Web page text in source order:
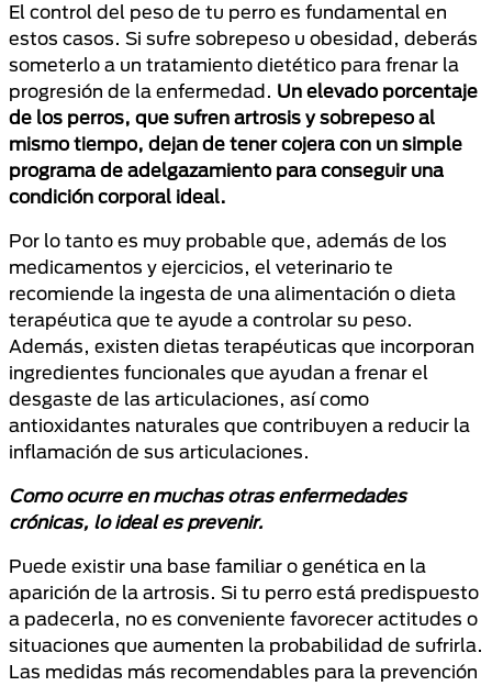
El control del peso de tu perro es fundamental en
estos casos. Si sufre sobrepeso u obesidad, deberás
someterlo a un tratamiento dietético para frenar la
progresión de la enfermedad. Un elevado porcentaje
de los perros, que sufren artrosis y sobrepeso al
mismo tiempo, dejan de tener cojera con un simple
programa de adelgazamiento para conseguir una
condición corporal ideal.
Por lo tanto es muy probable que, además de los
medicamentos y ejercicios, el veterinario te
recomiende la ingesta de una alimentación o dieta
terapéutica que te ayude a controlar su peso.
Además, existen dietas terapéuticas que incorporan
ingredientes funcionales que ayudan a frenar el
desgaste de las articulaciones, así como
antioxidantes naturales que contribuyen a reducir la
inflamación de sus articulaciones.
Como ocurre en muchas otras enfermedades
crónicas, lo ideal es prevenir.
Puede existir una base familiar o genética en la
aparición de la artrosis. Si tu perro está predispuesto
a padecerla, no es conveniente favorecer actitudes o
situaciones que aumenten la probabilidad de sufrirla.
Las medidas más recomendables para la prevención